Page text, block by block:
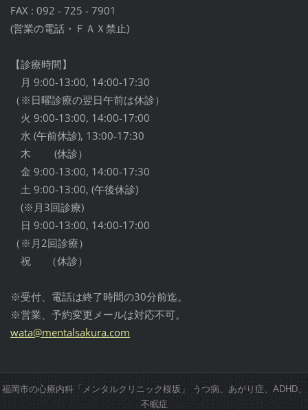
FAX : 092 - 725 - 7901
(営業の電話・ＦＡＸ禁止)
【診療時間】
月 9:00-13:00, 14:00-17:30
（※日曜診療の翌日午前は休診）
火 9:00-13:00, 14:00-17:00
水 (午前休診), 13:00-17:30
木 (休診）
金 9:00-13:00, 14:00-17:30
土 9:00-13:00, (午後休診)
(※月3回診療)
日 9:00-13:00, 14:00-17:00
（※月2回診療）
祝 （休診）
※受付、電話は終了時間の30分前迄。
※営業、予約変更メールは対応不可。
wata@mentalsakura.com
福岡市の心療内科「メンタルクリニック桜坂」 うつ病、あがり症、ADHD、
不眠症